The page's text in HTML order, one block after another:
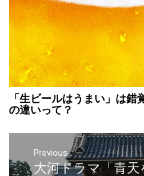
「生ビールはうまい」は
の違いって？
Previous
大河ドラマ「青